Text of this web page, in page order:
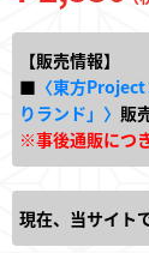
【販売情報】
■ 〈東方
りランド」〉 販
※事後通販につ
現在、当サイト